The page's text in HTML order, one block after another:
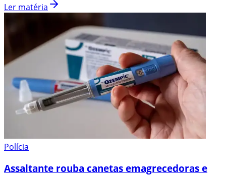
Ler matéria
Polícia
Assaltante rouba canetas emagrecedoras e